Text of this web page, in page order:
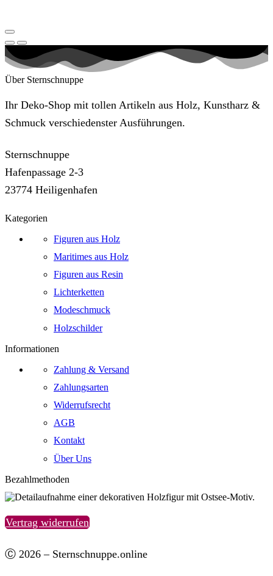
Über Sternschnuppe
Ihr Deko-Shop mit tollen Artikeln aus Holz, Kunstharz &
Schmuck verschiedenster Ausführungen.
Sternschnuppe
Hafenpassage 2-3
23774 Heiligenhafen
Kategorien
Figuren aus Holz
Maritimes aus Holz
Figuren aus Resin
Lichterketten
Modeschmuck
Holzschilder
Informationen
Zahlung & Versand
Zahlungsarten
Widerrufsrecht
AGB
Kontakt
Über Uns
Bezahlmethoden
Vertrag widerrufen
Ⓒ 2026 – Sternschnuppe.online